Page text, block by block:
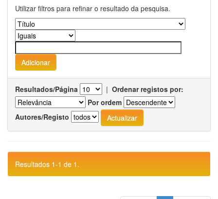
Utilizar filtros para refinar o resultado da pesquisa.
Resultados/Página | Ordenar registos por:
Por ordem
Autores/Registo
Resultados 1-1 de 1.